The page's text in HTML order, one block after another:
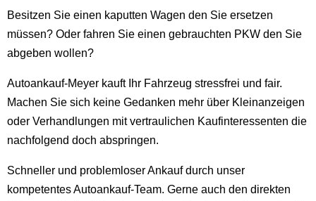
Besitzen Sie einen kaputten Wagen den Sie ersetzen
müssen? Oder fahren Sie einen gebrauchten PKW den Sie
abgeben wollen?
Autoankauf-Meyer kauft Ihr Fahrzeug stressfrei und fair.
Machen Sie sich keine Gedanken mehr über Kleinanzeigen
oder Verhandlungen mit vertraulichen Kaufinteressenten die
nachfolgend doch abspringen.
Schneller und problemloser Ankauf durch unser
kompetentes Autoankauf-Team. Gerne auch den direkten